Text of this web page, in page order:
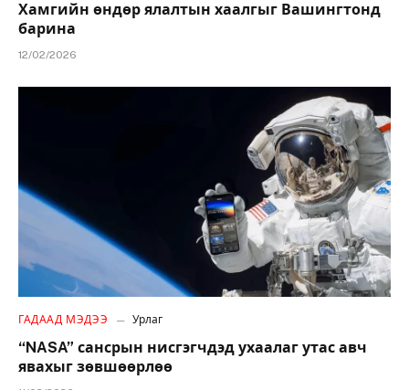
Хамгийн өндөр ялалтын хаалгыг Вашингтонд
барина
12/02/2026
ГАДААД МЭДЭЭ Урлаг
“NASA” сансрын нисгэгчдэд ухаалаг утас авч
явахыг зөвшөөрлөө